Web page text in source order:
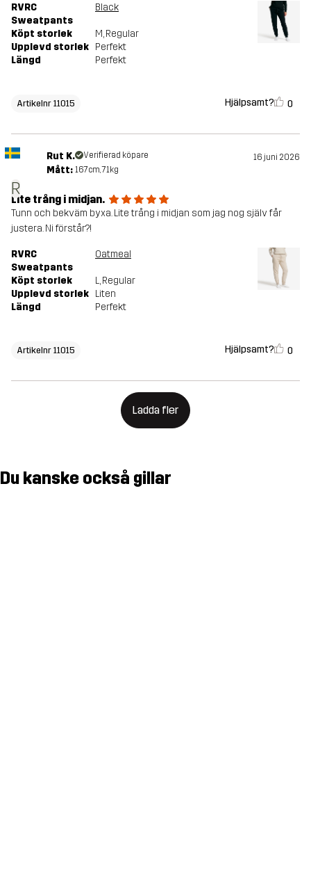
RVRC
Sweatpants
Black
Köpt storlek M, Regular
Upplevd storlek Perfekt
Längd
Perfekt
Artikelnr 11015 Hjälpsamt? 0
R
Rut K. Verifierad köpare 16 juni 2026
Mått: 167cm, 71kg
Lite trång i midjan.
Tunn och bekväm byxa. Lite trång i midjan som jag nog själv får
justera. Ni förstår?!
RVRC
Sweatpants
Oatmeal
Köpt storlek L, Regular
Upplevd storlek Liten
Längd
Perfekt
Artikelnr 11015 Hjälpsamt? 0
Ladda fler
Du kanske också gillar